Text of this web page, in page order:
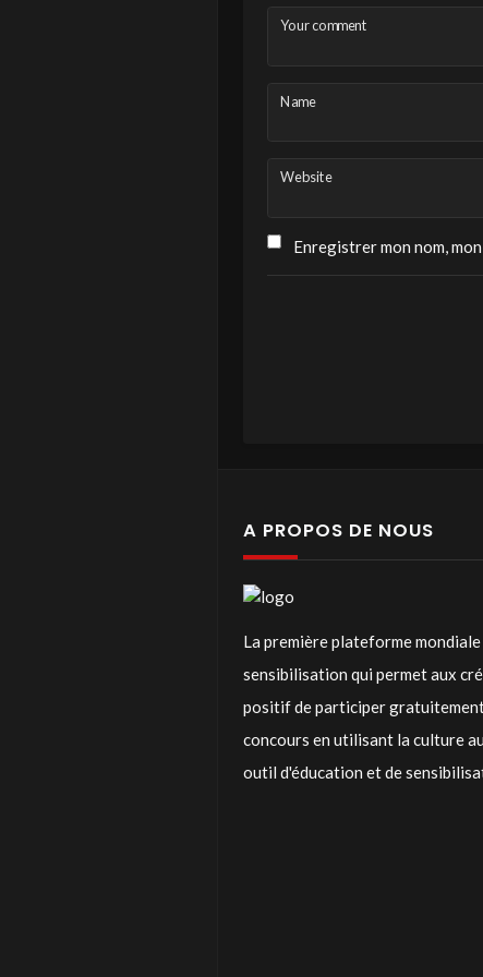
Your comment
Name
Website
Enregistrer mon nom,
A PROPOS DE NOUS
La première plateforme
sensibilisation qui permet aux
positif de participer
concours en utilisant la culture
outil d'éducation et de